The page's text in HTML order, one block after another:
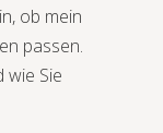
ob mein
passen.
wie Sie